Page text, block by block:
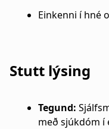
s
Einkenni í hné
Stutt lýsing
Tegund:
með sjúkdóm í